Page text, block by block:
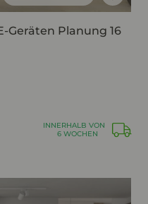
Geräten Planung 16
INNERHALB VON
6 WOCHEN